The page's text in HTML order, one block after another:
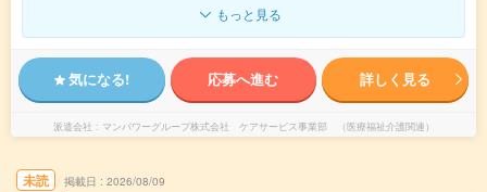
もっと見る
気になる! 応募へ進む 詳しく見る
派遣会社 マンパワーグループ株式会社 ケアサービス事業部 （医療福祉介護関連）
未読 掲載日 2026/08/09